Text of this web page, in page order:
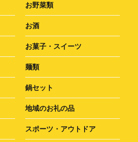
お野菜類
お酒
お菓子・スイーツ
麺類
鍋セット
地域のお礼の品
スポーツ・アウトドア